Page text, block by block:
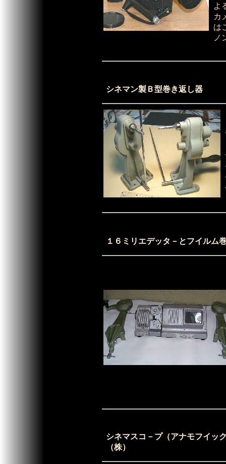
よ
カ
は
ノ
シネマン製Ｂ型巻き返し器
１６ミリエデッタ－とフイ
シネマスコ－プ（アナモフ
（株）